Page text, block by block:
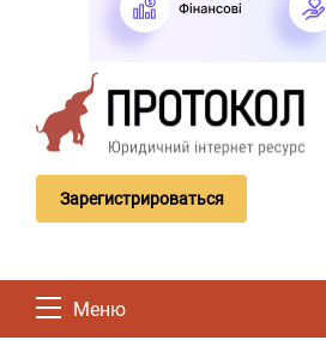
Зарегистрироваться
Меню